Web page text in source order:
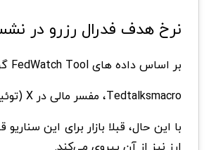
نرخ هدف فدرال رزرو در
بر اساس داده های FedWatch Tool گروه CME، در جلسه سپتامبر فدرال رزرو بازارها حدود 10 درصد شرط کاهش را پایین آوردند.
Tedtalksmacro، مفسر مالی در X (توئیتر سابق) واکنش نشان داد و گفت که امروز FOMC قطعاً بیشتر از آنچه پیش‌بینی می‌شد جنگ‌طلب است.